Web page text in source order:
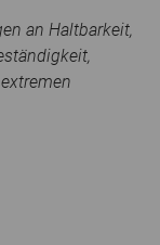
an Haltbarkeit,